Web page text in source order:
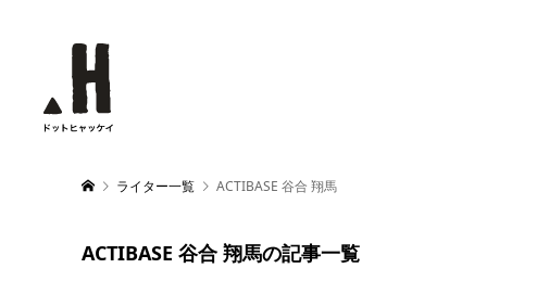
ライター一覧 ACTIBASE 谷合 翔馬
ACTIBASE 谷合 翔馬の記事一覧